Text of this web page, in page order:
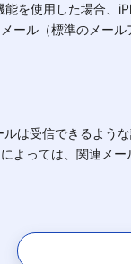
能を使用した場合、
ール（標準のメール
は受信できるよう
よっては、関連メ